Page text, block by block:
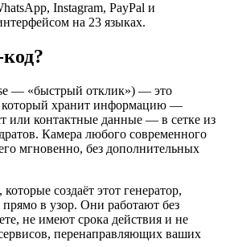
Instagram, PayPal и
на 23 языках.
— «быстрый отклик») — это
который хранит информацию —
или контактные данные — в сетке из
Камера любого современного
мгновенно, без дополнительных
создаёт этот генератор,
в узор. Они работают без
не имеют срока действия и не
перенаправляющих ваших